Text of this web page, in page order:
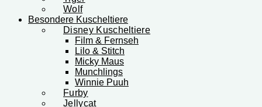
Wolf
Besondere Kuscheltiere
Disney Kuscheltiere
Film & Fernseh
Lilo & Stitch
Micky Maus
Munchlings
Winnie Puuh
Furby
Jellycat